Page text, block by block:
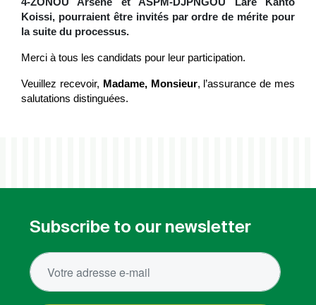
Koissi, pourraient être invités par ordre de mérite pour
la suite du processus.
Merci à tous les candidats pour leur participation.
Veuillez recevoir, Madame, Monsieur, l’assurance de mes
salutations distinguées.
Subscribe to our newsletter